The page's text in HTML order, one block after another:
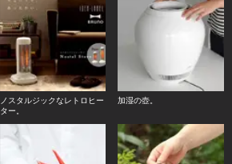
ノスタルジックなレトロヒー
ター。
加湿の壺。